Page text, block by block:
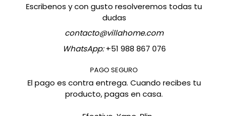
Escribenos y con gusto resolveremos todas tu
dudas
contacto@villahome.com
WhatsApp:+51 988 867 076
PAGO SEGURO
El pago es contra entrega. Cuando recibes tu
producto, pagas en casa.